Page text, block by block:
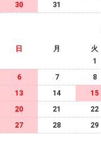
30
31
日 月 火
1
6
7 8
13
14 15
20
21 22
27
28 29